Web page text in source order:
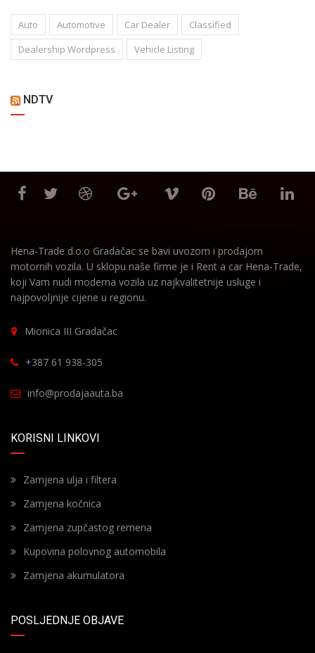
Auto Automotive Car Dealer
Classified
Dealership Wordpress
Vehicle Listing
NDTV
Hena-Trade d.o.o Gradačac se bavi uvozom i prodajom
motornih vozila. U sklopu naše firme je i Rent a car Hena-Trade,
koji Vam nudi moderna vozila uz najkvalitetnije usluge i
najpovoljnije cijene u regionu.
Mionica III Gradačac
+387 61 938-305
info@prodajaauta.ba
KORISNI LINKOVI
Zamjena ulja i filtera
Zamjena kočnica
Zamjena zupčastog remena
Kupovina polovnog automobila
Zamjena akumulatora
POSLJEDNJE OBJAVE